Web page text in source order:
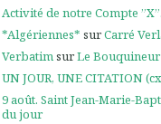
Activité de notre Compte
*Algériennes* surCarré
VerbatimsurLe Bouquineur
UN JOUR, UNE CITATION
9 août. Saint Jean-Marie-
du jour